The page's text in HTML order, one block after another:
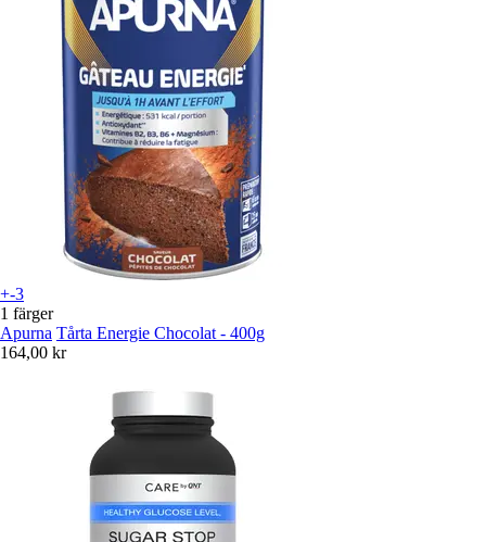
+-3
1 färger
Apurna Tårta Energie Chocolat - 400g
164,00 kr